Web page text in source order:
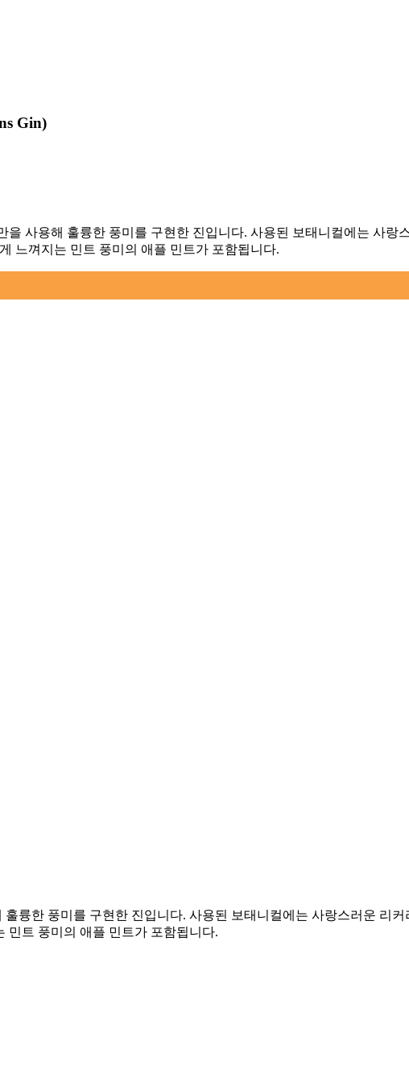
Gin)
을 사용해 훌륭한 풍미를 구현한 진입니다. 사용된 보태니컬에는 사랑
느껴지는 민트 풍미의 애플 민트가 포함됩니다.
륭한 풍미를 구현한 진입니다. 사용된 보태니컬에는 사랑스러운 리
민트 풍미의 애플 민트가 포함됩니다.